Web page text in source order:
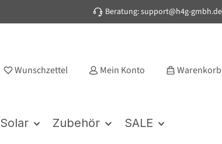
Beratung: support@h4g-gmbh.de
Wunschzettel Mein Konto Warenkorb
Solar Zubehör SALE